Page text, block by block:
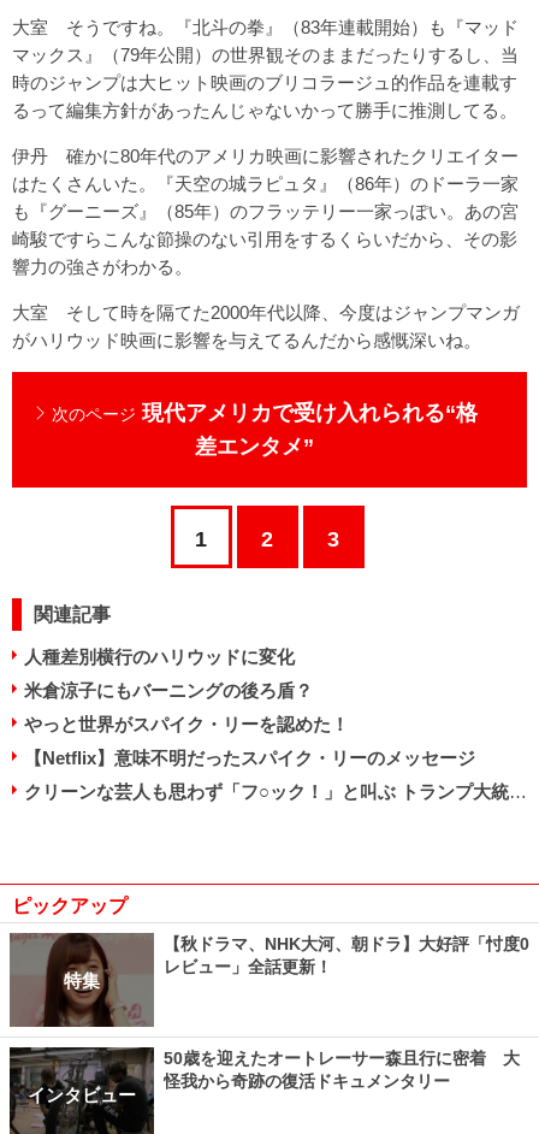
大室 そうですね。『北斗の拳』（83年連載開始）も『マッド
マックス』（79年公開）の世界観そのままだったりするし、当
時のジャンプは大ヒット映画のブリコラージュ的作品を連載す
るって編集方針があったんじゃないかって勝手に推測してる。
伊丹 確かに80年代のアメリカ映画に影響されたクリエイター
はたくさんいた。『天空の城ラピュタ』（86年）のドーラ一家
も『グーニーズ』（85年）のフラッテリー一家っぽい。あの宮
崎駿ですらこんな節操のない引用をするくらいだから、その影
響力の強さがわかる。
大室 そして時を隔てた2000年代以降、今度はジャンプマンガ
がハリウッド映画に影響を与えてるんだから感慨深いね。
次のページ 現代アメリカで受け入れられる“格
差エンタメ”
1 2 3
関連記事
人種差別横行のハリウッドに変化
米倉涼子にもバーニングの後ろ盾？
やっと世界がスパイク・リーを認めた！
【Netflix】意味不明だったスパイク・リーのメッセージ
クリーンな芸人も思わず「フ○ック！」と叫ぶ トランプ大統領が怒らせたコメディアン
ピックアップ
特集
【秋ドラマ、NHK大河、朝ドラ】大好評「忖度0
レビュー」全話更新！
インタビュー
50歳を迎えたオートレーサー森且行に密着 大
怪我から奇跡の復活ドキュメンタリー